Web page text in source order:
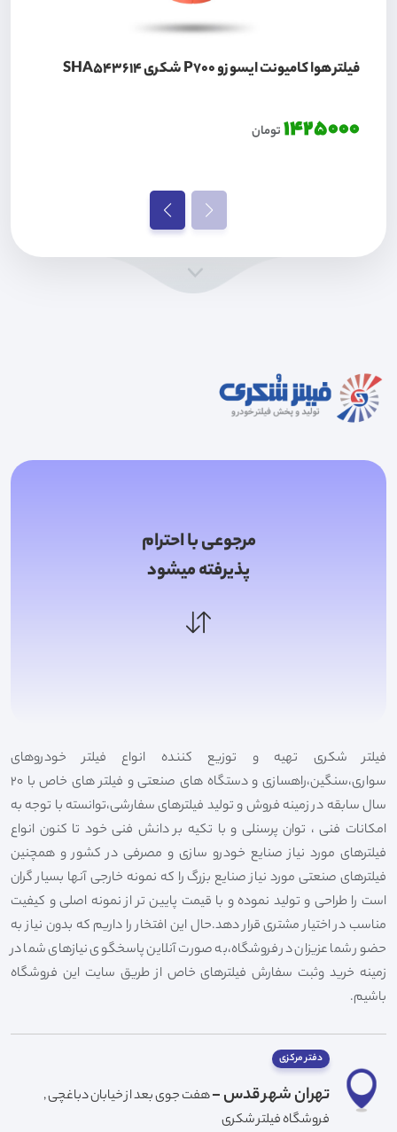
فیلتر هوا کامیونت ایسوزو P700 شکری SHA543614
1425000تومان
مرجوعی با احترام
پذیرفته میشود
فیلتر شکری تهیه و توزیع کننده انواع فیلتر خودروهای
سواری،سنگین،راهسازی و دستگاه های صنعتی و فیلتر های خاص با 20
سال سابقه در زمینه فروش و تولید فیلترهای سفارشی،توانسته با توجه به
امکانات فنی ، توان پرسنلی و با تکیه بر دانش فنی خود تا کنون انواع
فیلترهای مورد نیاز صنایع خودرو سازی و مصرفی در کشور و همچنین
فیلترهای صنعتی مورد نیاز صنایع بزرگ را که نمونه خارجی آنها بسیار گران
است را طراحی و تولید نموده و با قیمت پایین تر از نمونه اصلی و کیفیت
مناسب در اختیار مشتری قرار دهد.حال این افتخار را داریم که بدون نیاز به
حضور شما عزیزان در فروشگاه،به صورت آنلاین پاسخگوی نیازهای شما در
زمینه خرید وثبت سفارش فیلترهای خاص از طریق سایت این فروشگاه
باشیم.
دفتر مرکزی
تهران شهر قدس -هفت جوی بعد از خیابان دباغچی ,
فروشگاه فیلتر شکری